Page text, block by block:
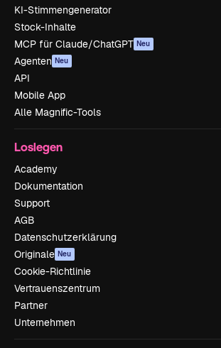
KI-Stimmengenerator
Stock-Inhalte
MCP für Claude/ChatGPT Neu
Agenten Neu
API
Mobile App
Alle Magnific-Tools
Loslegen
Academy
Dokumentation
Support
AGB
Datenschutzerklärung
Originale Neu
Cookie-Richtlinie
Vertrauenszentrum
Partner
Unternehmen